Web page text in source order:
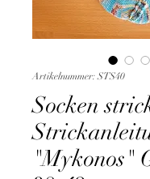
Artikelnummer: STS40
Socken
"Mykonos"